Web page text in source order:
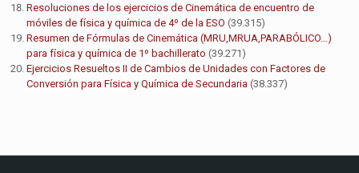
Resoluciones de los ejercicios de Cinemática de encuentro de
móviles de física y química de 4º de la ESO (39.315)
Resumen de Fórmulas de Cinemática (MRU,MRUA,PARABÓLICO…)
para física y química de 1º bachillerato (39.271)
Ejercicios Resueltos II de Cambios de Unidades con Factores de
Conversión para Física y Química de Secundaria (38.337)